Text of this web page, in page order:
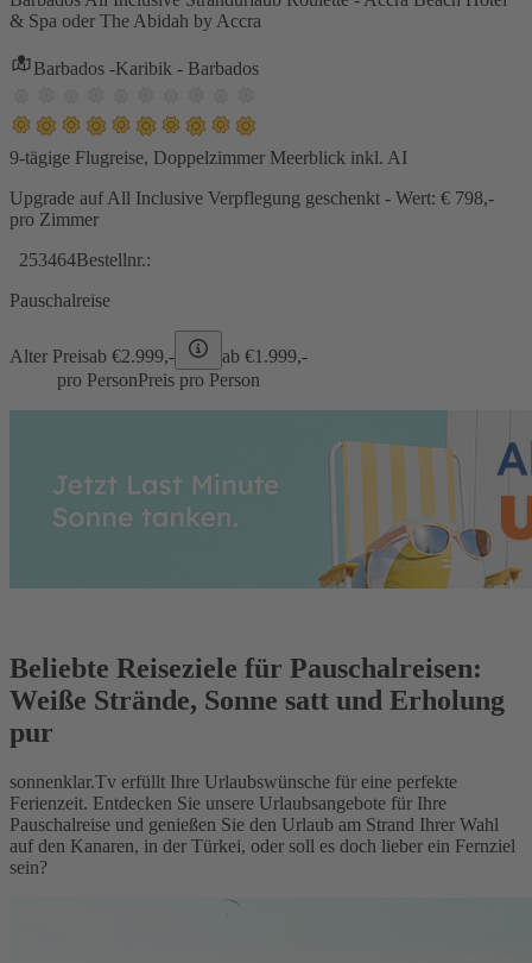
& Spa oder The Abidah by Accra
Barbados -Karibik - Barbados
9-tägige Flugreise, Doppelzimmer Meerblick inkl. AI
Upgrade auf All Inclusive Verpflegung geschenkt - Wert: € 798,-
pro Zimmer
253464Bestellnr.:
Pauschalreise
Alter Preisab €2.999,- ab €1.999,-
pro PersonPreis pro Person
Beliebte Reiseziele für Pauschalreisen:
Weiße Strände, Sonne satt und Erholung
pur
sonnenklar.Tv erfüllt Ihre Urlaubswünsche für eine perfekte
Ferienzeit. Entdecken Sie unsere Urlaubsangebote für Ihre
Pauschalreise und genießen Sie den Urlaub am Strand Ihrer Wahl
auf den Kanaren, in der Türkei, oder soll es doch lieber ein Fernziel
sein?